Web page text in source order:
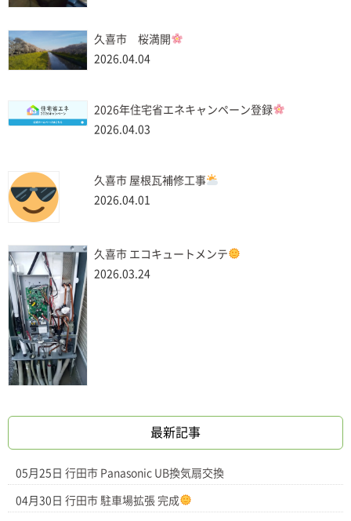
久喜市 桜満開
2026.04.04
2026年住宅省エネキャンペーン登録
2026.04.03
久喜市 屋根瓦補修工事
2026.04.01
久喜市 エコキュートメンテ
2026.03.24
最新記事
05月25日 行田市 Panasonic UB換気扇交換
04月30日 行田市 駐車場拡張 完成